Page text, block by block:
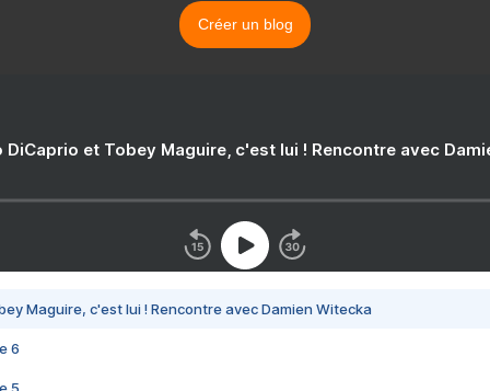
Créer un blog
DiCaprio et Tobey Maguire, c'est lui ! Rencontre avec
Maguire, c'est lui ! Rencontre avec Damien Witecka
6